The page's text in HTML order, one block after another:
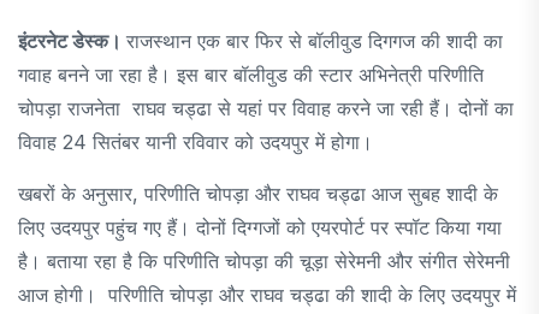
इंटरनेट डेस्क। राजस्थान एक बार फिर से बॉलीवुड दिगगज की शादी का
गवाह बनने जा रहा है। इस बार बॉलीवुड की स्टार अभिनेत्री परिणीति
चोपड़ा राजनेता राघव चड्ढा से यहां पर विवाह करने जा रही हैं। दोनों का
विवाह 24 सितंबर यानी रविवार को उदयपुर में होगा।
खबरों के अनुसार, परिणीति चोपड़ा और राघव चड्ढा आज सुबह शादी के
लिए उदयपुर पहुंच गए हैं। दोनों दिग्गजों को एयरपोर्ट पर स्पॉट किया गया
है। बताया रहा है कि परिणीति चोपड़ा की चूड़ा सेरेमनी और संगीत सेरेमनी
आज होगी। परिणीति चोपड़ा और राघव चड्ढा की शादी के लिए उदयपुर में